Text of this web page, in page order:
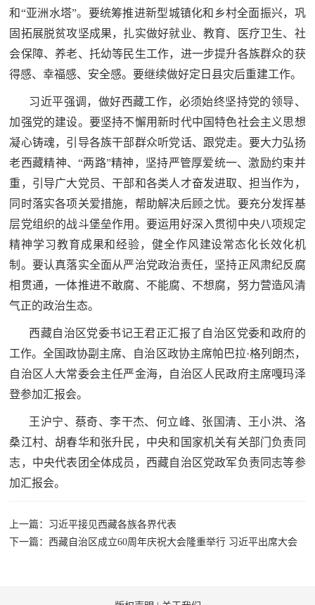
服
务
军
人
服
务
文
化
国
防
文
化
国
防
红
色
旅
色
文
旅
我
和“亚洲水塔”。要统筹推进新型城镇化和乡村全面振兴，巩
固拓展脱贫攻坚成果，扎实做好就业、教育、医疗卫生、社
会保障、养老、托幼等民生工作，进一步提升各族群众的获
得感、幸福感、安全感。要继续做好定日县灾后重建工作。
习近平强调，做好西藏工作，必须始终坚持党的领导、
加强党的建设。要坚持不懈用新时代中国特色社会主义思想
凝心铸魂，引导各族干部群众听党话、跟党走。要大力弘扬
老西藏精神、“两路”精神，坚持严管厚爱统一、激励约束并
重，引导广大党员、干部和各类人才奋发进取、担当作为，
同时落实各项关爱措施，帮助解决后顾之忧。要充分发挥基
层党组织的战斗堡垒作用。要运用好深入贯彻中央八项规定
精神学习教育成果和经验，健全作风建设常态化长效化机
制。要认真落实全面从严治党政治责任，坚持正风肃纪反腐
相贯通，一体推进不敢腐、不能腐、不想腐，努力营造风清
气正的政治生态。
西藏自治区党委书记王君正汇报了自治区党委和政府的
工作。全国政协副主席、自治区政协主席帕巴拉·格列朗杰，
自治区人大常委会主任严金海，自治区人民政府主席嘎玛泽
登参加汇报会。
王沪宁、蔡奇、李干杰、何立峰、张国清、王小洪、洛
桑江村、胡春华和张升民，中央和国家机关有关部门负责同
志，中央代表团全体成员，西藏自治区党政军负责同志等参
加汇报会。
上一篇：习近平接见西藏各族各界代表
下一篇：西藏自治区成立60周年庆祝大会隆重举行 习近平出席大会